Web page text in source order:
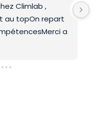
Climlab ,
au topOn repart
a